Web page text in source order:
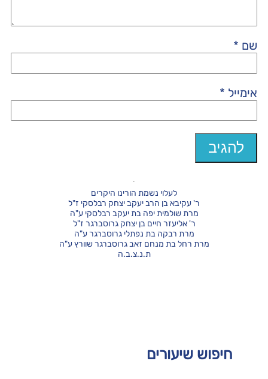
שם *
אימייל *
חיפוש שיעורים
לעלוי נשמת הורינו היקרים
ר' עקיבא בן הרב יעקב יצחק רבלסקי ז"ל
מרת שולמית יפה בת יעקב רבלסקי ע"ה
ר' אליעזר חיים בן יצחק גרוסברגר ז"ל
מרת רבקה בת נפתלי גרוסברגר ע"ה
מרת רחל בת מנחם זאב גרוסברגר שוורץ ע"ה
ת.נ.צ.ב.ה